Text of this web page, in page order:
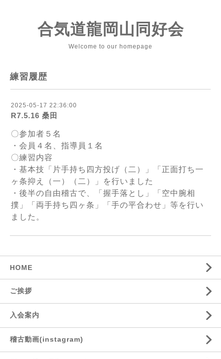
合気道龍岡山同好会
Welcome to our homepage
練習履歴
2025-05-17 22:36:00
R7.5.16 桑田
〇参加者５名
・会員４名、指導員１名
〇練習内容
・基本技「片手持ち四方投げ（二）」「正面打ち一
ヶ条抑え（一）（二）」を行いました
・後半の自由稽古で、「握手落とし」「空中腕相
撲」「両手持ち四ヶ条」「手の平合わせ」等を行い
ました。
HOME
ご挨拶
入会案内
稽古動画(instagram)